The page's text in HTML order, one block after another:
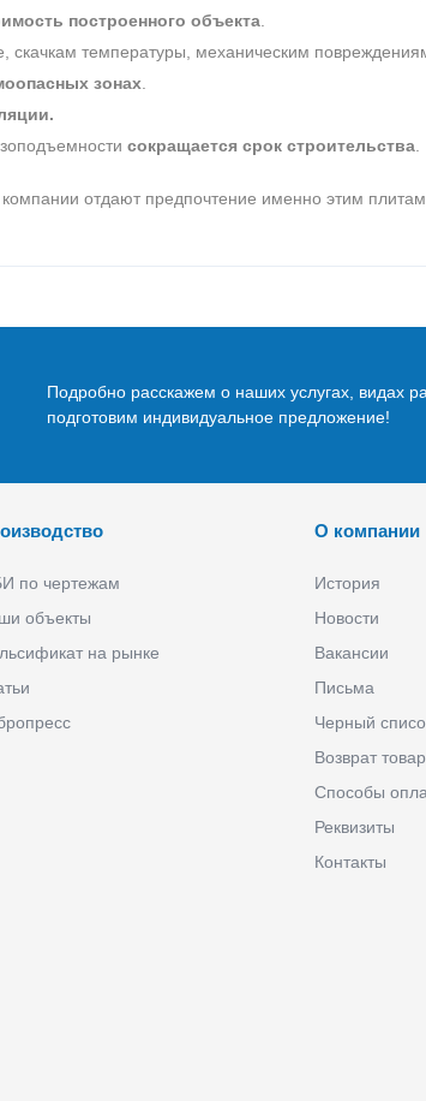
построенного объекта
скачкам температуры, механическим
зонах
сокращается срок строительства
отдают предпочтение именно этим
Подробно расскажем о наших услугах, видах
подготовим индивидуальное предложение!
по чертежам
объекты
на рынке
О компании
История
Новости
Вакансии
Письма
Черный
Возврат
Способы
Реквизиты
Контакты